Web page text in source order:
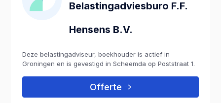
Belastingadviesburo F.F.
Hensens B.V.
Deze belastingadviseur, boekhouder is actief in
Groningen en is gevestigd in Scheemda op Poststraat 1.
Offerte